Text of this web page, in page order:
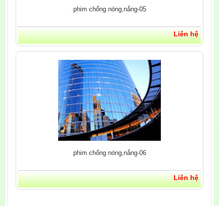
phim chống nóng,nắng-05
Liên hệ
phim chống nóng,nắng-06
Liên hệ